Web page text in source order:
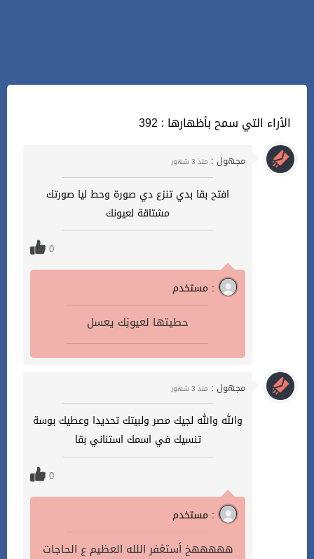
392 : الأراء التي سمح بأظهارها
مجهول : منذ 3 شهور
افتح بقا بدي تنزع دي صورة وحط ليا صورتك
مشتاقة لعيونك
0
مستخدم :
حطيتها لعيونِك يعسل
مجهول : منذ 3 شهور
والله والله لجيك مصر ولبيتك تحديدا وعطيك بوسة
تنسيك في اسمك استناني بقا
0
مستخدم :
هههههخ أستغفر اللله العظيم ع الحاجات